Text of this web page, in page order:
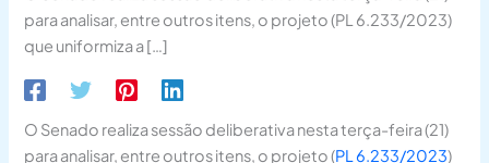
para analisar, entre outros itens, o projeto (PL 6.233/2023)
que uniformiza a […]
O Senado realiza sessão deliberativa nesta terça-feira (21)
para analisar, entre outros itens, o projeto (PL 6.233/2023)